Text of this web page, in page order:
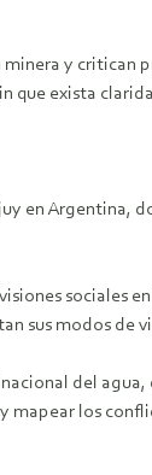
y
exista
en Argentina,
sociales
sus modos de
del
mapear los